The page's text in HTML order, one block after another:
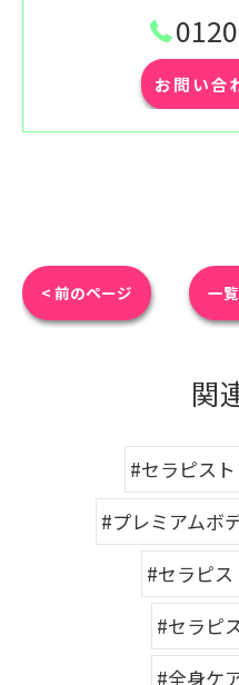
お問い合
< 前のページ 一
関
#セラピス
#プレミアムボ
#セラピ
#セラピ
#全身ケ